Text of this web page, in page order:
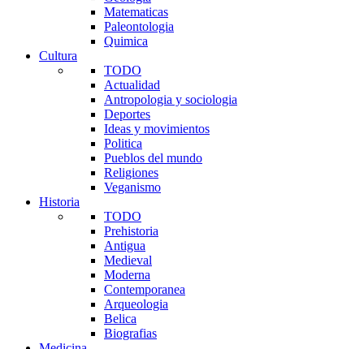
Matematicas
Paleontologia
Quimica
Cultura
TODO
Actualidad
Antropologia y sociologia
Deportes
Ideas y movimientos
Politica
Pueblos del mundo
Religiones
Veganismo
Historia
TODO
Prehistoria
Antigua
Medieval
Moderna
Contemporanea
Arqueologia
Belica
Biografias